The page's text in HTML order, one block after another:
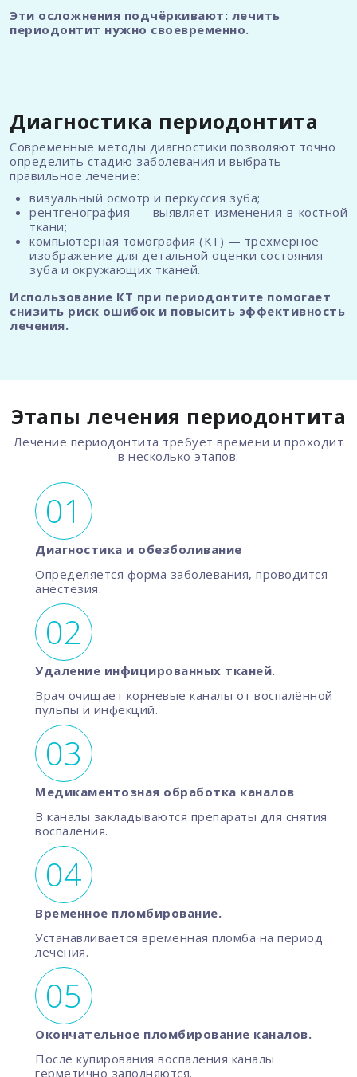
Эти осложнения подчёркивают: лечить
периодонтит нужно своевременно.
Диагностика периодонтита
Современные методы диагностики позволяют точно
определить стадию заболевания и выбрать
правильное лечение:
визуальный осмотр и перкуссия зуба;
рентгенография — выявляет изменения в костной
ткани;
компьютерная томография (КТ) — трёхмерное
изображение для детальной оценки состояния
зуба и окружающих тканей.
Использование КТ при периодонтите помогает
снизить риск ошибок и повысить эффективность
лечения.
Этапы лечения периодонтита
Лечение периодонтита требует времени и проходит
в несколько этапов:
Диагностика и обезболивание
Определяется форма заболевания, проводится
анестезия.
Удаление инфицированных тканей.
Врач очищает корневые каналы от воспалённой
пульпы и инфекций.
Медикаментозная обработка каналов
В каналы закладываются препараты для снятия
воспаления.
Временное пломбирование.
Устанавливается временная пломба на период
лечения.
Окончательное пломбирование каналов.
После купирования воспаления каналы
герметично заполняются.